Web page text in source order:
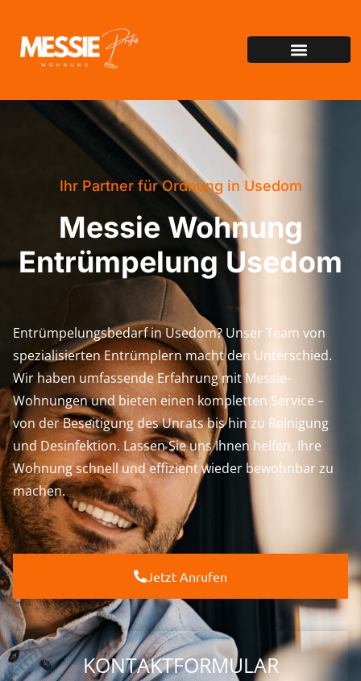
Ihr Partner für Ordnung in Usedom
Messie Wohnung
Entrümpelung Usedom
Entrümpelungsbedarf in Usedom? Unser Team von
spezialisierten Entrümplern macht den Unterschied.
Wir haben umfassende Erfahrung mit Messie-
Wohnungen und bieten einen kompletten Service –
von der Beseitigung des Unrats bis hin zu Reinigung
und Desinfektion. Lassen Sie uns Ihnen helfen, Ihre
Wohnung schnell und effizient wieder bewohnbar zu
machen.
Jetzt Anrufen
KONTAKTFORMULAR